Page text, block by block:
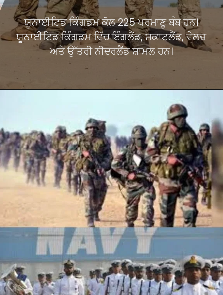
ਯੂਨਾਈਟਿਡ ਕਿੰਗਡਮ ਕੋਲ 225 ਪਰਮਾਣੂ ਬੰਬ ਹਨ।
ਯੂਨਾਈਟਿਡ ਕਿੰਗਡਮ ਵਿੱਚ ਇੰਗਲੈਂਡ, ਸਕਾਟਲੈਂਡ, ਵੇਲਜ਼
ਅਤੇ ਉੱਤਰੀ ਨੀਦਰਲੈਂਡ ਸ਼ਾਮਲ ਹਨ।